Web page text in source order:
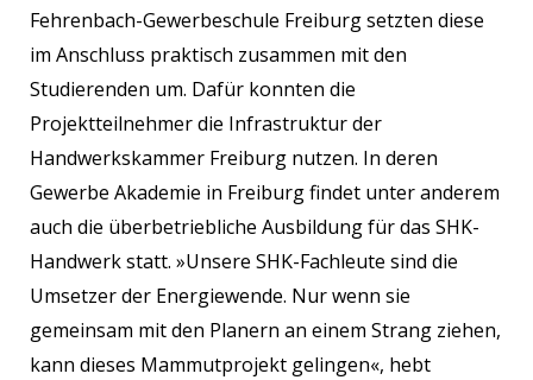
Fehrenbach-Gewerbeschule Freiburg setzten diese
im Anschluss praktisch zusammen mit den
Studierenden um. Dafür konnten die
Projektteilnehmer die Infrastruktur der
Handwerkskammer Freiburg nutzen. In deren
Gewerbe Akademie in Freiburg findet unter anderem
auch die überbetriebliche Ausbildung für das SHK-
Handwerk statt. »Unsere SHK-Fachleute sind die
Umsetzer der Energiewende. Nur wenn sie
gemeinsam mit den Planern an einem Strang ziehen,
kann dieses Mammutprojekt gelingen«, hebt